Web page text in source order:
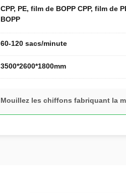
CPP, PE, film de BOPP CPP, film de
BOPP
60-120 sacs/minute
3500*2600*1800mm
Mouillez les chiffons fabriquant la